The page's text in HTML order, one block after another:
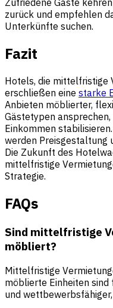
Zufriedene Gäste
zurück und empfehlen
Unterkünfte suchen.
Fazit
Hotels, die mittelfristige
erschließen eine starke
Anbieten möblierter,
Gästetypen
Einkommen
werden Preisgestaltung
Die Zukunft des
mittelfristige
Strategie.
FAQs
Sind mittelfristige
möbliert?
Mittelfristige
möblierte Einheiten
und